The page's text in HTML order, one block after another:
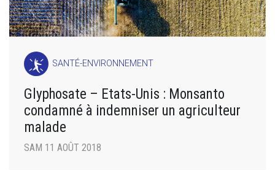
SANTÉ-ENVIRONNEMENT
Glyphosate – Etats-Unis : Monsanto
condamné à indemniser un agriculteur
malade
SAM 11 AOÛT 2018